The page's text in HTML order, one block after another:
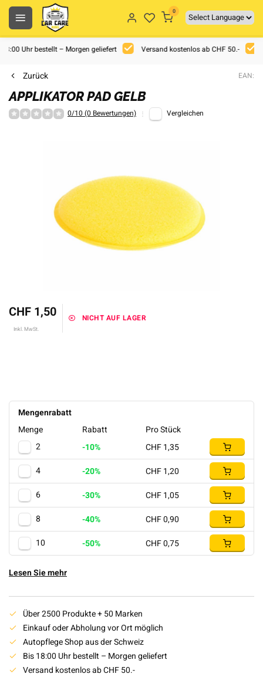
0
Uhr bestellt – Morgen geliefert Versand kostenlos ab CHF 50.-
Zurück EAN:
APPLIKATOR PAD GELB
0/10 (0 Bewertungen) Vergleichen
CHF 1,50
Inkl. MwSt.
NICHT AUF LAGER
Mengenrabatt
Menge
Rabatt
Pro Stück
2
-10%
CHF 1,35
4
-20%
CHF 1,20
6
-30%
CHF 1,05
8
-40%
CHF 0,90
10
-50% CHF 0,75
Lesen Sie mehr
Über 2500 Produkte + 50 Marken
Einkauf oder Abholung vor Ort möglich
Autopflege Shop aus der Schweiz
Bis 18:00 Uhr bestellt – Morgen geliefert
Versand kostenlos ab CHF 50.-